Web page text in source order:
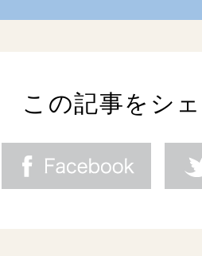
この記事をシ